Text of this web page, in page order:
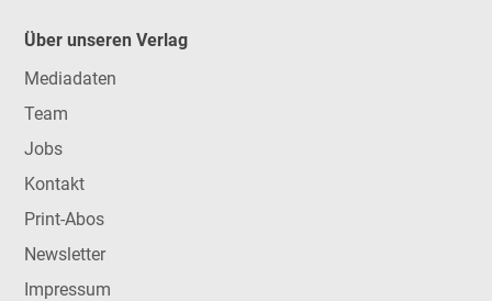
Über unseren Verlag
Mediadaten
Team
Jobs
Kontakt
Print-Abos
Newsletter
Impressum